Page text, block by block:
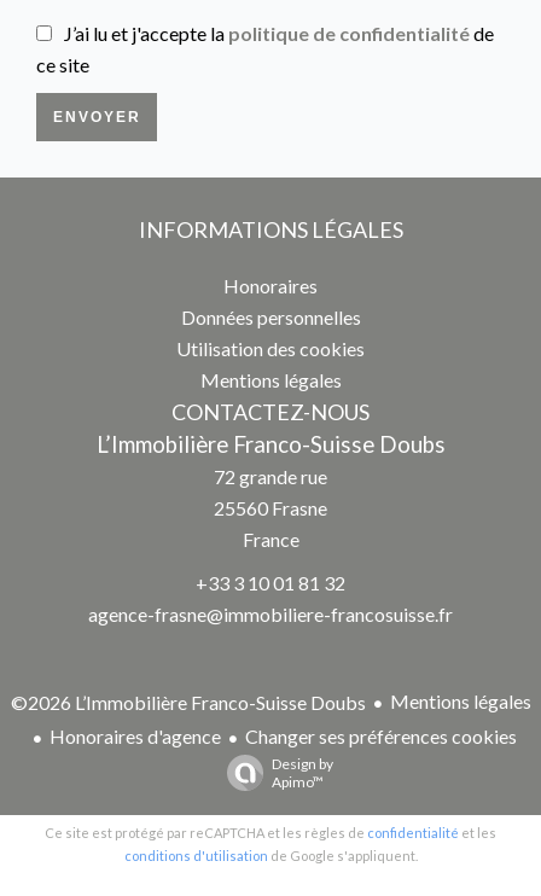
J’ai lu et j'accepte la politique de confidentialitéde
ce site
ENVOYER
INFORMATIONS LÉGALES
Honoraires
Données personnelles
Utilisation des cookies
Mentions légales
CONTACTEZ-NOUS
L’Immobilière Franco-Suisse Doubs
72 grande rue
25560 Frasne
France
+33 3 10 01 81 32
agence-frasne@immobiliere-francosuisse.fr
©2026 L’Immobilière Franco-Suisse Doubs
Mentions légales
Honoraires d'agence
Changer ses préférences cookies
Design by
Apimo™
Ce site est protégé par reCAPTCHA et les règles de confidentialité et les
conditions d'utilisation de Google s'appliquent.